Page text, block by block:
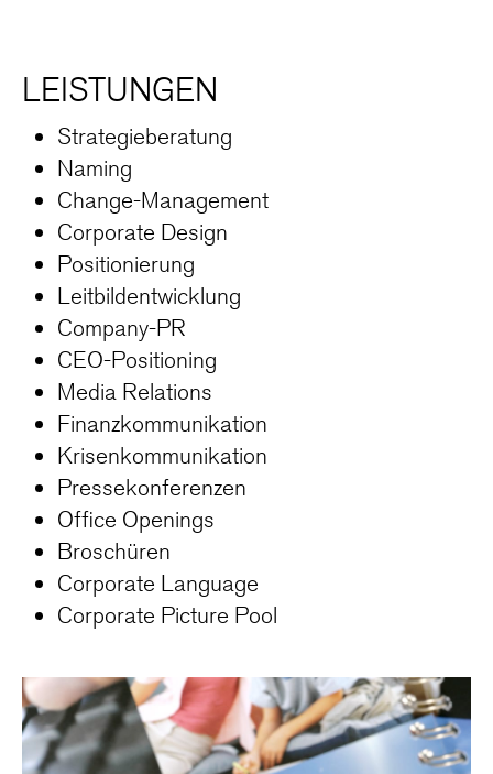
LEISTUNGEN
Strategieberatung
Naming
Change-Management
Corporate Design
Positionierung
Leitbildentwicklung
Company-PR
CEO-Positioning
Media Relations
Finanzkommunikation
Krisenkommunikation
Pressekonferenzen
Office Openings
Broschüren
Corporate Language
Corporate Picture Pool